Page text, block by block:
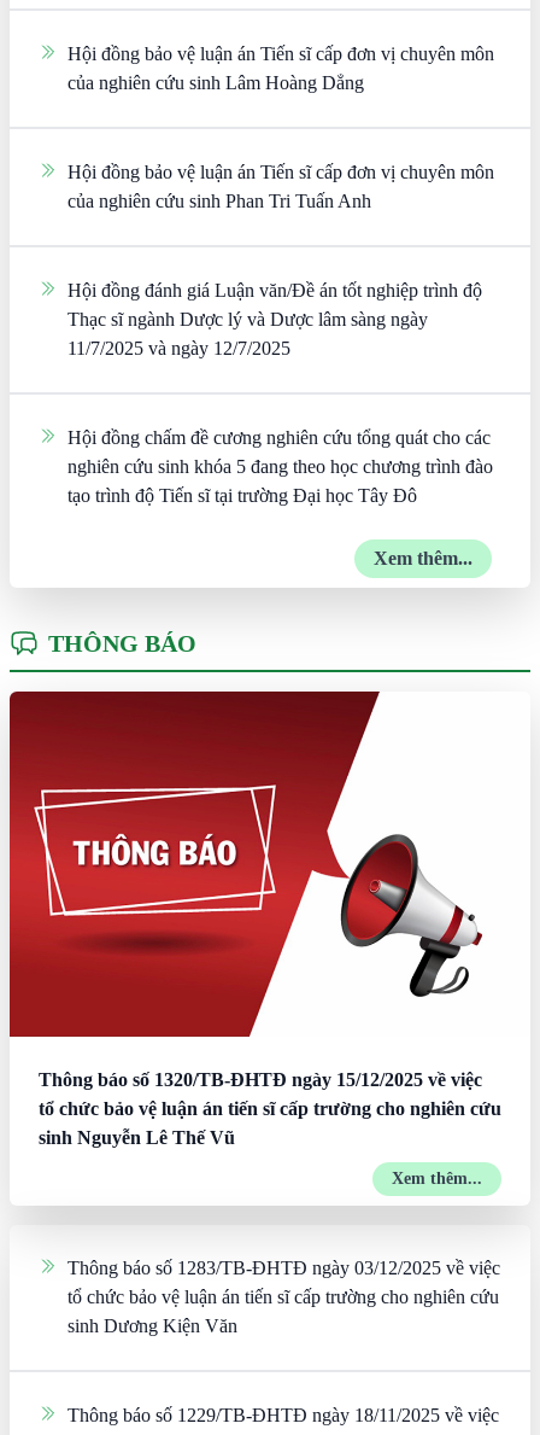
Hội đồng bảo vệ luận án Tiến sĩ cấp đơn vị chuyên môn
của nghiên cứu sinh Lâm Hoàng Dẳng
Hội đồng bảo vệ luận án Tiến sĩ cấp đơn vị chuyên môn
của nghiên cứu sinh Phan Tri Tuấn Anh
Hội đồng đánh giá Luận văn/Đề án tốt nghiệp trình độ
Thạc sĩ ngành Dược lý và Dược lâm sàng ngày
11/7/2025 và ngày 12/7/2025
Hội đồng chấm đề cương nghiên cứu tổng quát cho các
nghiên cứu sinh khóa 5 đang theo học chương trình đào
tạo trình độ Tiến sĩ tại trường Đại học Tây Đô
Xem thêm...
THÔNG BÁO
Thông báo số 1320/TB-ĐHTĐ ngày 15/12/2025 về việc
tổ chức bảo vệ luận án tiến sĩ cấp trường cho nghiên cứu
sinh Nguyễn Lê Thế Vũ
Xem thêm...
Thông báo số 1283/TB-ĐHTĐ ngày 03/12/2025 về việc
tổ chức bảo vệ luận án tiến sĩ cấp trường cho nghiên cứu
sinh Dương Kiện Văn
Thông báo số 1229/TB-ĐHTĐ ngày 18/11/2025 về việc